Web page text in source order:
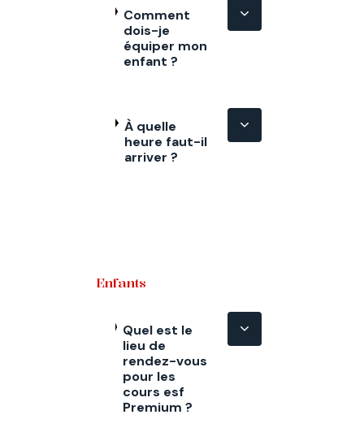
Comment
dois-je
équiper mon
enfant ?
À quelle
heure faut-il
arriver ?
Enfants
Quel est le
lieu de
rendez-vous
pour les
cours esf
Premium ?